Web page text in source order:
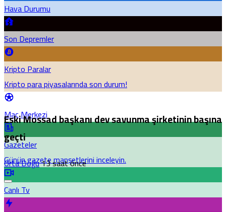
Hava Durumu
Son Depremler
Kripto Paralar
Kripto para piyasalarında son durum!
Maç Merkezi
Gazeteler
Günün gazete manşetlerini inceleyin.
Canlı Tv
Eski Mossad başkanı dev savunma şirketinin başına
geçti
Orta Doğu13 saat önce